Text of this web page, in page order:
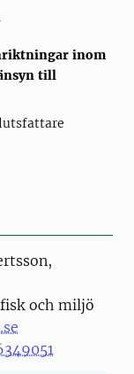
inom
till
och miljö